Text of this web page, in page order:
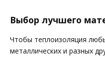
Выбор лучшего
Чтобы теплоизоляция
металлических и разных